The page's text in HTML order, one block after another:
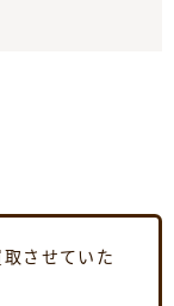
させていた